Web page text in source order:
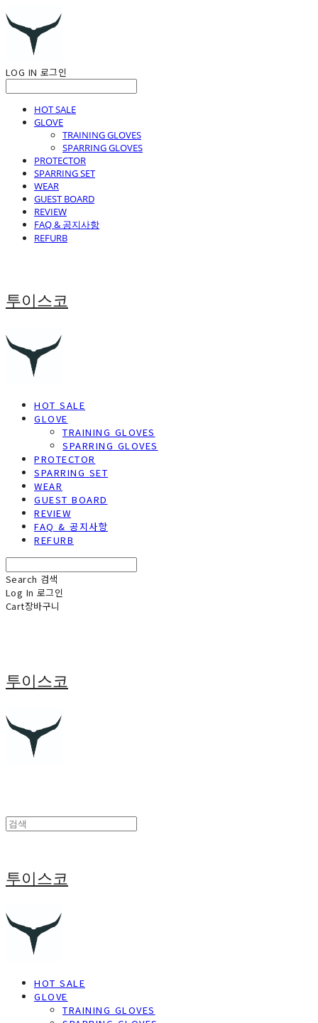
LOG IN 로그인
HOT SALE
GLOVE
TRAINING GLOVES
SPARRING GLOVES
PROTECTOR
SPARRING SET
WEAR
GUEST BOARD
REVIEW
FAQ & 공지사항
REFURB
투이스코
HOT SALE
GLOVE
TRAINING GLOVES
SPARRING GLOVES
PROTECTOR
SPARRING SET
WEAR
GUEST BOARD
REVIEW
FAQ & 공지사항
REFURB
Search 검색
Log In 로그인
Cart장바구니
투이스코
투이스코
HOT SALE
GLOVE
TRAINING GLOVES